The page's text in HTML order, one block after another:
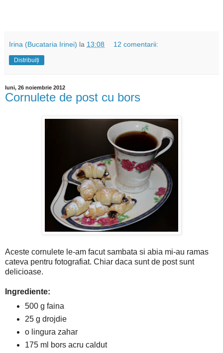
Irina (Bucataria Irinei) la 13:08 12 comentarii:
Distribuiți
luni, 26 noiembrie 2012
Cornulete de post cu bors
Aceste cornulete le-am facut sambata si abia mi-au ramas
cateva pentru fotografiat. Chiar daca sunt de post sunt
delicioase.
Ingrediente:
500 g faina
25 g drojdie
o lingura zahar
175 ml bors acru caldut